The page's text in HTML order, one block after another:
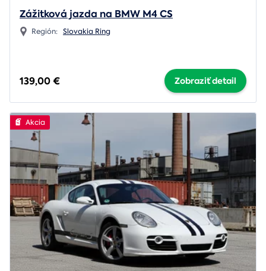
Zážitková jazda na BMW M4 CS
Región: Slovakia Ring
139,00 € Zobraziť detail
Akcia